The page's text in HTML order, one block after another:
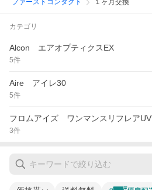
ファーストコンタクト １ヶ月交換
カテゴリ
Alcon エアオプティクスEX
5件
Aire アイレ30
5件
フロムアイズ ワンマンスリフレアUV
3件